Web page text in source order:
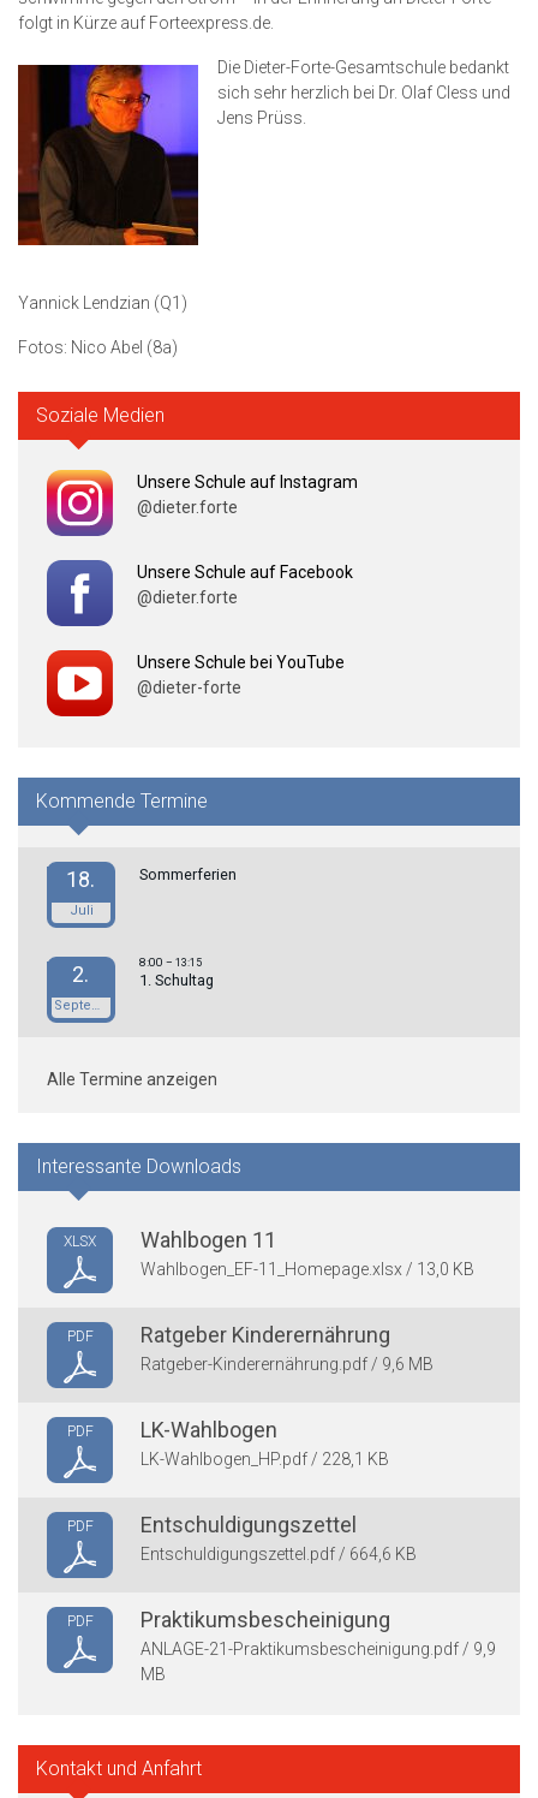
folgt in Kürze auf Forteexpress.de.
Die Dieter-Forte-Gesamtschule bedankt
sich sehr herzlich bei Dr. Olaf Cless und
Jens Prüss.
Yannick Lendzian (Q1)
Fotos: Nico Abel (8a)
Soziale Medien
Unsere Schule auf Instagram
@dieter.forte
Unsere Schule auf Facebook
@dieter.forte
Unsere Schule bei YouTube
@dieter-forte
Kommende Termine
18.
Juli
Sommerferien
2.
September
8:00– 13:15
1. Schultag
Alle Termine anzeigen
Interessante Downloads
XLSX Wahlbogen 11
Wahlbogen_EF-11_Homepage.xlsx / 13,0 KB
PDF Ratgeber Kinderernährung
Ratgeber-Kinderernährung.pdf / 9,6 MB
PDF LK-Wahlbogen
LK-Wahlbogen_HP.pdf / 228,1 KB
PDF Entschuldigungszettel
Entschuldigungszettel.pdf / 664,6 KB
PDF Praktikumsbescheinigung
ANLAGE-21-Praktikumsbescheinigung.pdf / 9,9
MB
Kontakt und Anfahrt